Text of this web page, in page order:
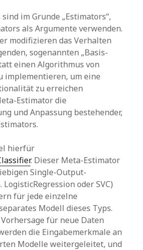
im Grunde „Estimators“,
als Argumente verwenden.
modifizieren das Verhalten
sogenannten „Basis-
einen Algorithmus von
implementieren, um eine
zu erreichen
Estimator die
und Anpassung bestehender,
hierfür
. Dieser Meta-Estimator
Single-Output-
oder SVC)
für jede einzelne
Modell dieses Typs.
für neue Daten
die Eingabemerkmale an
Modelle weitergeleitet, und